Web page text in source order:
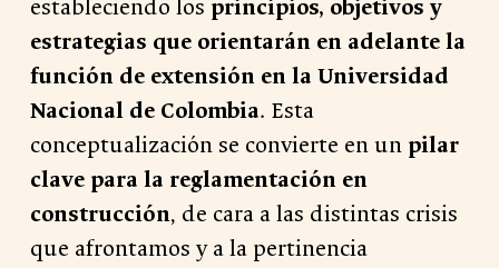
estableciendo los principios, objetivos y
estrategias que orientarán en adelante la
función de extensión en la Universidad
Nacional de Colombia. Esta
conceptualización se convierte en un pilar
clave para la reglamentación en
construcción, de cara a las distintas crisis
que afrontamos y a la pertinencia